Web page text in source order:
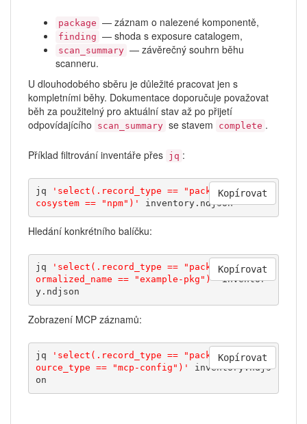
package — záznam o nalezené komponentě,
finding — shoda s exposure catalogem,
scan_summary — závěrečný souhrn běhu
scanneru.
U dlouhodobého sběru je důležité pracovat jen s
kompletními běhy. Dokumentace doporučuje považovat
běh za použitelný pro aktuální stav až po přijetí
odpovídajícího
scan_summary se stavem complete .
Příklad filtrování inventáře přes jq :
jq
'select(.record_type == "package" and .e
cosystem == "npm")'
inventory.ndjson
Kopírovat
Hledání konkrétního balíčku:
jq
'select(.record_type == "package" and .n
ormalized_name == "example-pkg")' inventor
y.ndjson
Kopírovat
Zobrazení MCP záznamů:
jq
'select(.record_type == "package" and .s
ource_type == "mcp-config")'
inventory.ndjs
on
Kopírovat